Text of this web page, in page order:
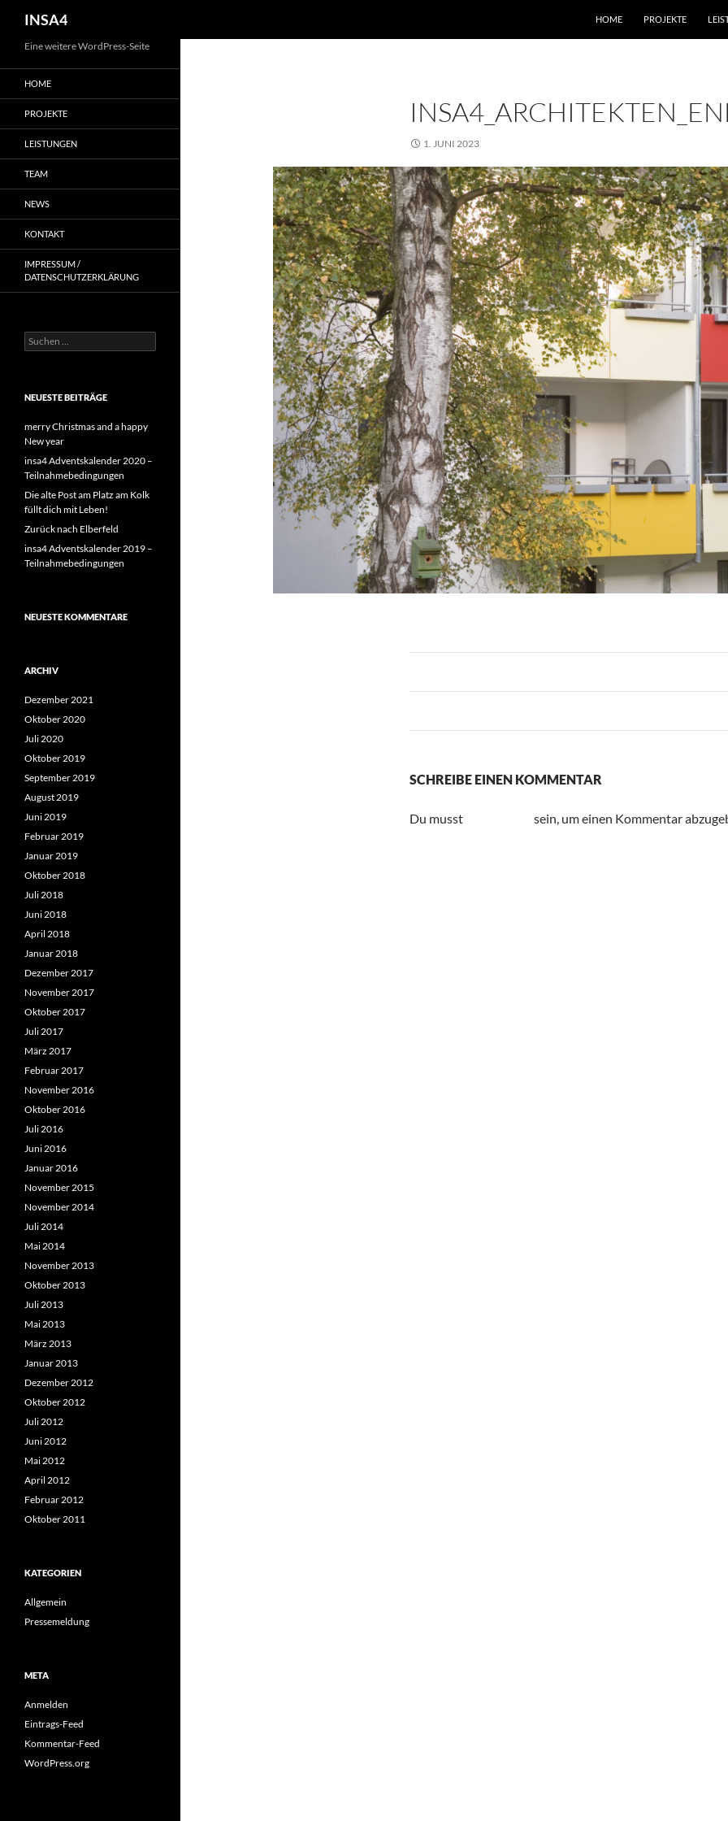
INSA4 HOME PROJEKTE
1. JUNI 2023
SCHREIBE EINEN KOMMENTAR
Du musst sein, um einen Kommentar
Eine weitere WordPress-Seite
HOME
PROJEKTE
LEISTUNGEN
TEAM
NEWS
KONTAKT
IMPRESSUM /
DATENSCHUTZERKLÄRUNG
NEUESTE BEITRÄGE
merry Christmas and a happy
New year
insa4 Adventskalender 2020 –
Teilnahmebedingungen
Die alte Post am Platz am Kolk
füllt dich mit Leben!
Zurück nach Elberfeld
insa4 Adventskalender 2019 –
Teilnahmebedingungen
NEUESTE KOMMENTARE
ARCHIV
Dezember 2021
Oktober 2020
Juli 2020
Oktober 2019
September 2019
August 2019
Juni 2019
Februar 2019
Januar 2019
Oktober 2018
Juli 2018
Juni 2018
April 2018
Januar 2018
Dezember 2017
November 2017
Oktober 2017
Juli 2017
März 2017
Februar 2017
November 2016
Oktober 2016
Juli 2016
Juni 2016
Januar 2016
November 2015
November 2014
Juli 2014
Mai 2014
November 2013
Oktober 2013
Juli 2013
Mai 2013
März 2013
Januar 2013
Dezember 2012
Oktober 2012
Juli 2012
Juni 2012
Mai 2012
April 2012
Februar 2012
Oktober 2011
KATEGORIEN
Allgemein
Pressemeldung
META
Anmelden
Eintrags-Feed
Kommentar-Feed
WordPress.org